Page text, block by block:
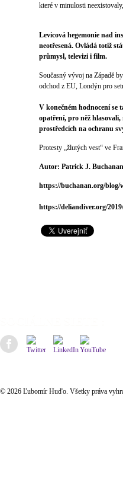
které v minulosti
Levicová hegemonie nad
neotřesená. Ovládá totiž
průmysl, televizi i film.
Současný vývoj na Západě
odchod z EU, Londýn pro
V konečném hodnocení se
opatření, pro něž
prostředcích na ochranu
Protesty „žlutých vest“ ve
Autor: Patrick J. Buchanan
https://buchanan.org/blog/
https://deliandiver.org/
© 2026 Ľubomír Huďo. Všetky práva